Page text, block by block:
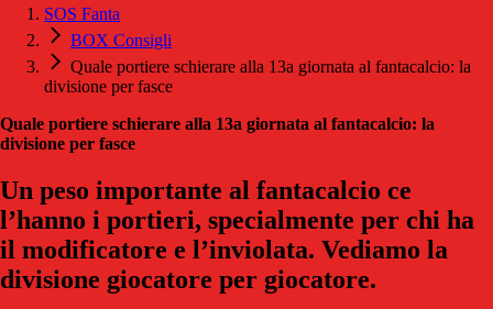
SOS Fanta
BOX Consigli
Quale portiere schierare alla 13a giornata al fantacalcio: la
divisione per fasce
Quale portiere schierare alla 13a giornata al fantacalcio: la
divisione per fasce
Un peso importante al fantacalcio ce
l’hanno i portieri, specialmente per chi ha
il modificatore e l’inviolata. Vediamo la
divisione giocatore per giocatore.